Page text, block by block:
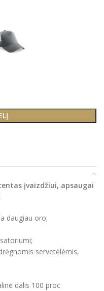
įvaizdžiui, apsaugai
daugiau oro;
servetėlėmis,
dalis 100 proc